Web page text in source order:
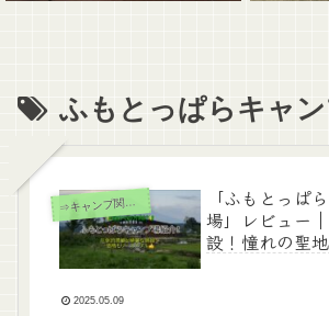
ふもとっぱらキャ
⇒
キャンプ関連記事
「ふもとっぱ
場」レビュー
設！憧れの聖
2025.05.09